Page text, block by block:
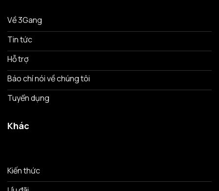
Về 3Gang
Tin tức
Hỗ trợ
Báo chí nói về chúng tôi
Tuyển dụng
Khác
Kiến thức